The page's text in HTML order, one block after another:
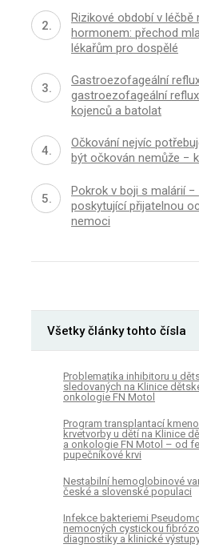
Rizikové období v léčbě
hormonem: přechod
lékařům pro dospělé
Gastroezofageální
gastroezofageální
kojenců a batolat
Očkování nejvíc
být očkován nemůže −
Pokrok v boji s malárií −
poskytující přijatelnou
nemoci
Všetky články tohto čísla
Problematika inhibitoru u
sledovaných na Klinice
onkologie FN Motol
Program transplantací
krvetvorby u dětí na Klinice
a onkologie FN Motol – od
pupečníkové krvi
Nestabilní hemoglobinové
české a slovenské populaci
Infekce bakteriemi
nemocných cystickou
diagnostiky a klinické